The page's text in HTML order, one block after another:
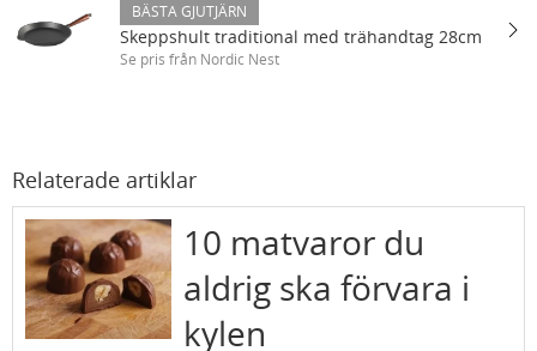
BÄSTA GJUTJÄRN
Skeppshult traditional med trähandtag 28cm
Se pris från Nordic Nest
Relaterade artiklar
10 matvaror du
aldrig ska förvara i
kylen